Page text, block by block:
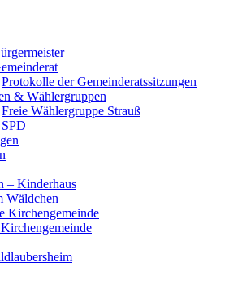
Protokolle der Gemeinderatssitzungen
& Wählergruppen
Freie Wählergruppe Strauß
SPD
– Kinderhaus
Wäldchen
Kirchengemeinde